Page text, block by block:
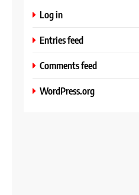
Log in
Entries feed
Comments feed
WordPress.org